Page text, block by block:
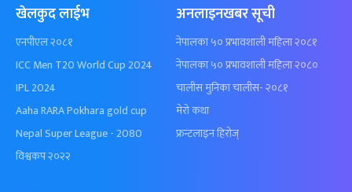
खेलकुद लाईभ
एनपीएल २०८१
ICC Men T20 World Cup 2024
IPL 2024
Aaha RARA Pokhara gold cup
Nepal Super League - 2080
विश्वकप २०२२
अनलाइनखबर सूची
नेपालका ५० प्रभावशाली महिला २०८१
नेपालका ५० प्रभावशाली महिला २०८०
चालीस मुनिका चालीस- २०८१
मेरो कथा
फ्रन्टलाइन हिरोज्